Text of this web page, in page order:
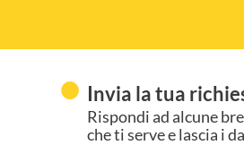
Invia la tua
Rispondi ad alcune
che ti serve e lascia i